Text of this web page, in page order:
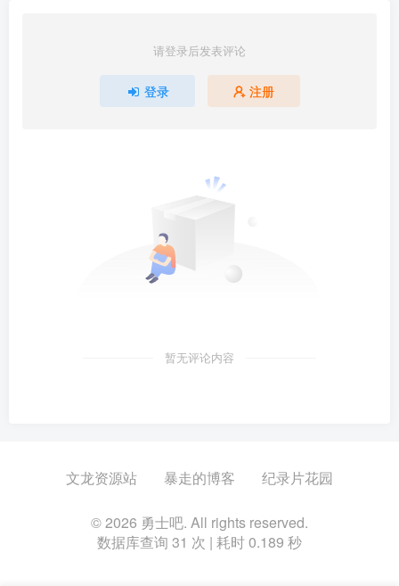
请登录后发表评论
登录 注册
暂无评论内容
文龙资源站 暴走的博客 纪录片花园
© 2026 勇士吧. All rights reserved.
数据库查询 31 次 | 耗时 0.189 秒